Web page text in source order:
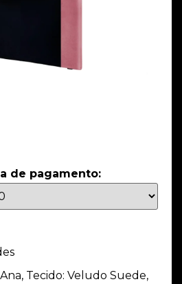
de pagamento:
Tecido: Veludo Suede,